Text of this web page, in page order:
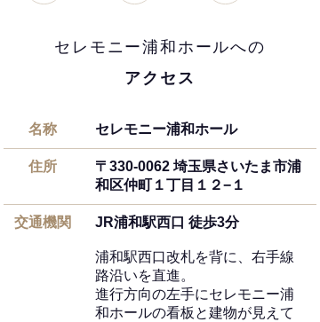
セレモニー浦和ホールへの
アクセス
名称 セレモニー浦和ホール
住所
〒330-0062 埼玉県さいたま市浦
和区仲町１丁目１２−１
交通機関 JR浦和駅西口 徒歩3分
浦和駅西口改札を背に、右手線
路沿いを直進。
進行方向の左手にセレモニー浦
和ホールの看板と建物が見えて